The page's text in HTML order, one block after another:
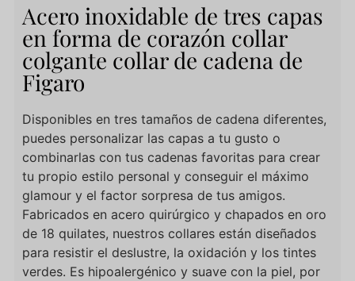
Acero inoxidable de tres capas
en forma de corazón collar
colgante collar de cadena de
Figaro
Disponibles en tres tamaños de cadena diferentes,
puedes personalizar las capas a tu gusto o
combinarlas con tus cadenas favoritas para crear
tu propio estilo personal y conseguir el máximo
glamour y el factor sorpresa de tus amigos.
Fabricados en acero quirúrgico y chapados en oro
de 18 quilates, nuestros collares están diseñados
para resistir el deslustre, la oxidación y los tintes
verdes. Es hipoalergénico y suave con la piel, por